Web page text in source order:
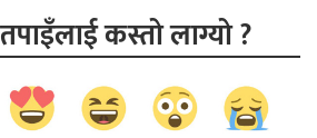
कस्तो लाग्यो ?